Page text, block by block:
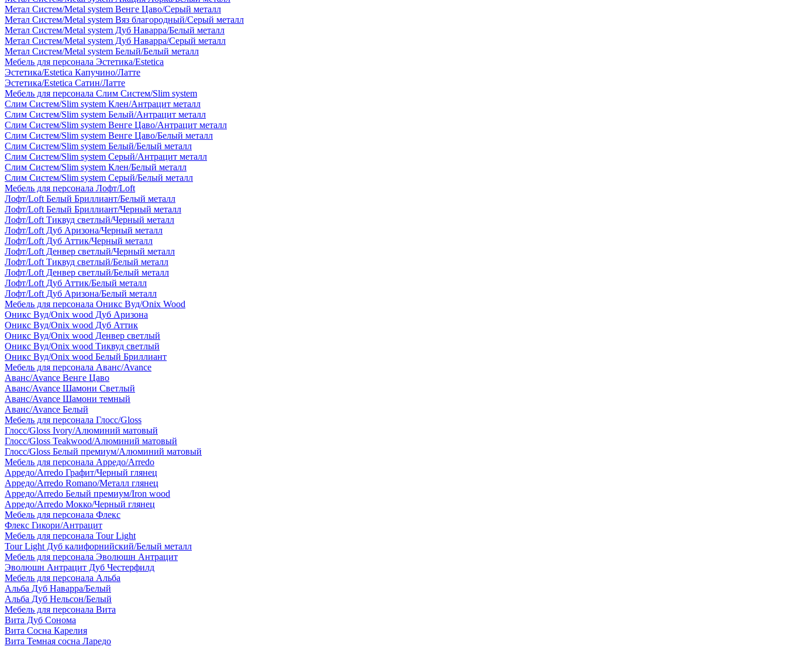
Метал Систем/Metal system Венге Цаво/Серый металл
Метал Систем/Metal system Вяз благородный/Серый металл
Метал Систем/Metal system Дуб Наварра/Белый металл
Метал Систем/Metal system Дуб Наварра/Серый металл
Метал Систем/Metal system Белый/Белый металл
Мебель для персонала Эстетика/Estetica
Эстетика/Estetica Капучино/Латте
Эстетика/Estetica Сатин/Латте
Мебель для персонала Слим Систем/Slim system
Слим Систем/Slim system Клен/Антрацит металл
Слим Систем/Slim system Белый/Антрацит металл
Слим Систем/Slim system Венге Цаво/Антрацит металл
Слим Систем/Slim system Венге Цаво/Белый металл
Слим Систем/Slim system Белый/Белый металл
Слим Систем/Slim system Серый/Антрацит металл
Слим Систем/Slim system Клен/Белый металл
Слим Систем/Slim system Серый/Белый металл
Мебель для персонала Лофт/Loft
Лофт/Loft Белый Бриллиант/Белый металл
Лофт/Loft Белый Бриллиант/Черный металл
Лофт/Loft Тиквуд светлый/Черный металл
Лофт/Loft Дуб Аризона/Черный металл
Лофт/Loft Дуб Аттик/Черный металл
Лофт/Loft Денвер светлый/Черный металл
Лофт/Loft Тиквуд светлый/Белый металл
Лофт/Loft Денвер светлый/Белый металл
Лофт/Loft Дуб Аттик/Белый металл
Лофт/Loft Дуб Аризона/Белый металл
Мебель для персонала Оникс Вуд/Onix Wood
Оникс Вуд/Onix wood Дуб Аризона
Оникс Вуд/Onix wood Дуб Аттик
Оникс Вуд/Onix wood Денвер светлый
Оникс Вуд/Onix wood Тиквуд светлый
Оникс Вуд/Onix wood Белый Бриллиант
Мебель для персонала Аванс/Avance
Аванс/Avance Венге Цаво
Аванс/Avance Шамони Светлый
Аванс/Avance Шамони темный
Аванс/Avance Белый
Мебель для персонала Глосс/Gloss
Глосс/Gloss Ivory/Алюминий матовый
Глосс/Gloss Teakwood/Алюминий матовый
Глосс/Gloss Белый премиум/Алюминий матовый
Мебель для персонала Арредо/Arredo
Арредо/Arredo Графит/Черный глянец
Арредо/Arredo Romano/Металл глянец
Арредо/Arredo Белый премиум/Iron wood
Арредо/Arredo Мокко/Черный глянец
Мебель для персонала Флекс
Флекс Гикори/Антрацит
Мебель для персонала Tour Light
Tour Light Дуб калифорнийский/Белый металл
Мебель для персонала Эволюшн Антрацит
Эволюшн Антрацит Дуб Честерфилд
Мебель для персонала Альба
Альба Дуб Наварра/Белый
Альба Дуб Нельсон/Белый
Мебель для персонала Вита
Вита Дуб Сонома
Вита Сосна Карелия
Вита Темная сосна Ларедо